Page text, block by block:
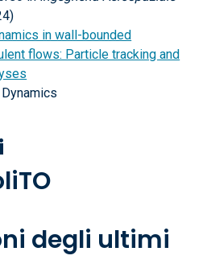
in wall-bounded
flows: Particle tracking and
degli ultimi